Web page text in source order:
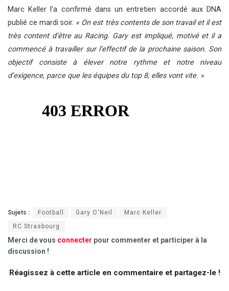
Marc Keller l’a confirmé dans un entretien accordé aux DNA
publié ce mardi soir. « On est très contents de son travail et il est
très content d’être au Racing. Gary est impliqué, motivé et il a
commencé à travailler sur l’effectif de la prochaine saison. Son
objectif consiste à élever notre rythme et notre niveau
d’exigence, parce que les équipes du top 8, elles vont vite. »
Sujets : Football Gary O'Neil
Marc Keller
RC Strasbourg
Merci de vous connecter pour commenter et participer à la
discussion !
Réagissez à cette article en commentaire et partagez-le !